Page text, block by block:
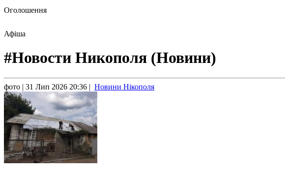
Оголошення
Афіша
#Новости Никополя (Новини)
фото | 31 Лип 2026 20:36 | Новини Нікополя